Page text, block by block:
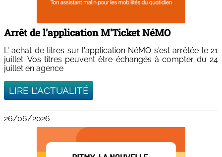
Arrêt de l'application M'Ticket NéMO
L' achat de titres sur l'application NéMO s'est arrêtée le 21
juillet. Vos titres peuvent être échangés à compter du 24
juillet en agence
LIRE L'ACTUALITÉ
26/06/2026